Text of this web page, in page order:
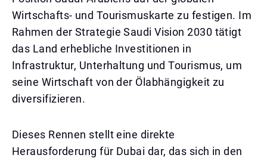
Wirtschafts- und Tourismuskarte zu festigen. Im
Rahmen der Strategie Saudi Vision 2030 tätigt
das Land erhebliche Investitionen in
Infrastruktur, Unterhaltung und Tourismus, um
seine Wirtschaft von der Ölabhängigkeit zu
diversifizieren.
Dieses Rennen stellt eine direkte
Herausforderung für Dubai dar, das sich in den